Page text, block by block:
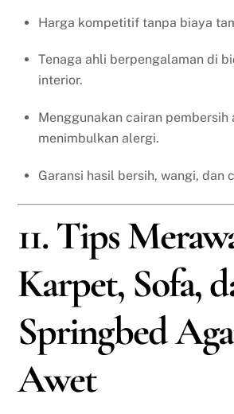
Harga kompetitif tanpa biaya
Tenaga ahli berpengalaman di
interior.
Menggunakan cairan pembersih
menimbulkan alergi.
Garansi hasil bersih, wangi, dan
11. Tips
Karpet, Sofa,
Springbed
Awet